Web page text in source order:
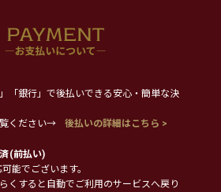
「銀行」で後払いできる安心・簡単な決
ください→
後払いの詳細はこちら >
(前払い)
能でございます。
くすると自動でご利用のサービスへ戻り